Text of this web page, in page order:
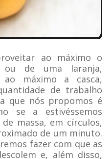
ao máximo o
de uma laranja,
ao máximo a casca,
de trabalho
que nós propomos é
se a estivéssemos
massa, em círculos,
de um minuto.
fazer com que as
e, além disso,